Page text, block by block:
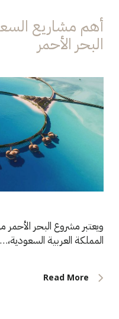
البحر الأحمر
ويعتبر مشروع البحر
المملكة العربية السعودية،…
Read More